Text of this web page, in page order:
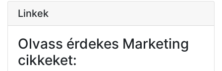
Linkek
Olvass érdekes Marketing
cikkeket: